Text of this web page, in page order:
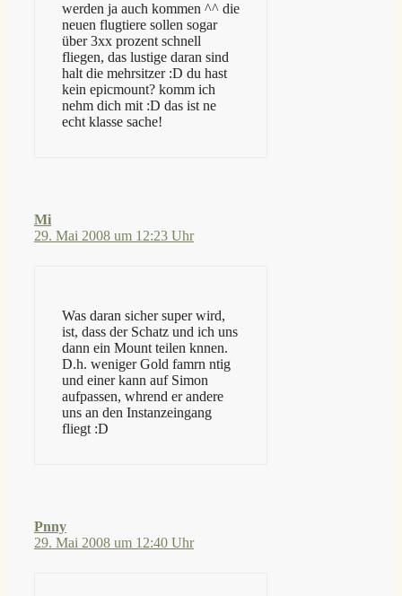
werden ja auch kommen ^^ die
neuen flugtiere sollen sogar
über 3xx prozent schnell
fliegen, das lustige daran sind
halt die mehrsitzer :D du hast
kein epicmount? komm ich
nehm dich mit :D das ist ne
echt klasse sache!
Mi
29. Mai 2008 um 12:23 Uhr
Was daran sicher super wird,
ist, dass der Schatz und ich uns
dann ein Mount teilen knnen.
D.h. weniger Gold famrn ntig
und einer kann auf Simon
aufpassen, whrend er andere
uns an den Instanzeingang
fliegt :D
Pnny
29. Mai 2008 um 12:40 Uhr